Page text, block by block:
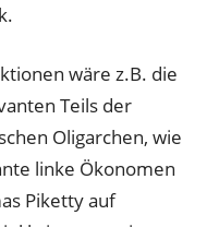
wäre z.B. die
Teils der
Oligarchen, wie
linke Ökonomen
Piketty auf